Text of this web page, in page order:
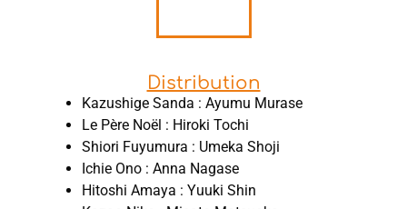
Distribution
Kazushige Sanda : Ayumu Murase
Le Père Noël : Hiroki Tochi
Shiori Fuyumura : Umeka Shoji
Ichie Ono : Anna Nagase
Hitoshi Amaya : Yuuki Shin